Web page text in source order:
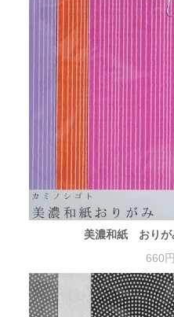
美濃和紙 おり
660